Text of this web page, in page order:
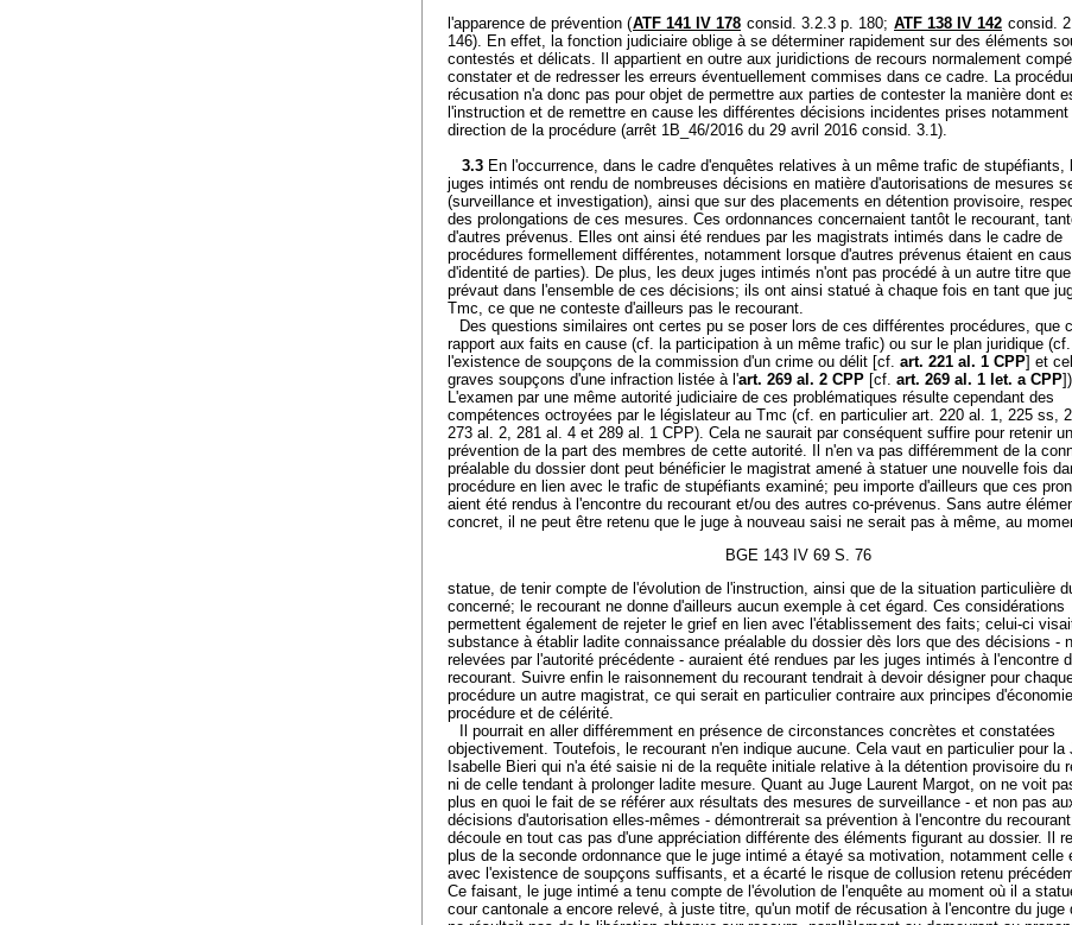
l'apparence de prévention (ATF 141 IV 178 consid. 3.2.3 p. 180; ATF 138 IV 142 consid.
146). En effet, la fonction judiciaire oblige à se déterminer rapidement sur des éléments
contestés et délicats. Il appartient en outre aux juridictions de recours normalement
constater et de redresser les erreurs éventuellement commises dans ce cadre. La
récusation n'a donc pas pour objet de permettre aux parties de contester la manière dont
l'instruction et de remettre en cause les différentes décisions incidentes prises notamment
direction de la procédure (arrêt 1B_46/2016 du 29 avril 2016 consid. 3.1).
3.3 En l'occurrence, dans le cadre d'enquêtes relatives à un même trafic de stupéfiants,
juges intimés ont rendu de nombreuses décisions en matière d'autorisations de mesures
(surveillance et investigation), ainsi que sur des placements en détention provisoire,
des prolongations de ces mesures. Ces ordonnances concernaient tantôt le recourant,
d'autres prévenus. Elles ont ainsi été rendues par les magistrats intimés dans le cadre de
procédures formellement différentes, notamment lorsque d'autres prévenus étaient en
d'identité de parties). De plus, les deux juges intimés n'ont pas procédé à un autre titre
prévaut dans l'ensemble de ces décisions; ils ont ainsi statué à chaque fois en tant que
Tmc, ce que ne conteste d'ailleurs pas le recourant.
Des questions similaires ont certes pu se poser lors de ces différentes procédures, que
rapport aux faits en cause (cf. la participation à un même trafic) ou sur le plan juridique (cf.
l'existence de soupçons de la commission d'un crime ou délit [cf. art. 221 al. 1 CPP] et
graves soupçons d'une infraction listée à l'art. 269 al. 2 CPP [cf. art. 269 al. 1 let. a CPP
L'examen par une même autorité judiciaire de ces problématiques résulte cependant des
compétences octroyées par le législateur au Tmc (cf. en particulier art. 220 al. 1, 225 ss,
273 al. 2, 281 al. 4 et 289 al. 1 CPP). Cela ne saurait par conséquent suffire pour retenir
prévention de la part des membres de cette autorité. Il n'en va pas différemment de la
préalable du dossier dont peut bénéficier le magistrat amené à statuer une nouvelle fois
procédure en lien avec le trafic de stupéfiants examiné; peu importe d'ailleurs que ces
aient été rendus à l'encontre du recourant et/ou des autres co-prévenus. Sans autre
concret, il ne peut être retenu que le juge à nouveau saisi ne serait pas à même, au
BGE 143 IV 69 S. 76
statue, de tenir compte de l'évolution de l'instruction, ainsi que de la situation particulière
concerné; le recourant ne donne d'ailleurs aucun exemple à cet égard. Ces considérations
permettent également de rejeter le grief en lien avec l'établissement des faits; celui-ci
substance à établir ladite connaissance préalable du dossier dès lors que des décisions -
relevées par l'autorité précédente - auraient été rendues par les juges intimés à l'encontre
recourant. Suivre enfin le raisonnement du recourant tendrait à devoir désigner pour
procédure un autre magistrat, ce qui serait en particulier contraire aux principes
procédure et de célérité.
Il pourrait en aller différemment en présence de circonstances concrètes et constatées
objectivement. Toutefois, le recourant n'en indique aucune. Cela vaut en particulier pour la
Isabelle Bieri qui n'a été saisie ni de la requête initiale relative à la détention provisoire du
ni de celle tendant à prolonger ladite mesure. Quant au Juge Laurent Margot, on ne voit
plus en quoi le fait de se référer aux résultats des mesures de surveillance - et non pas
décisions d'autorisation elles-mêmes - démontrerait sa prévention à l'encontre du
découle en tout cas pas d'une appréciation différente des éléments figurant au dossier. Il
plus de la seconde ordonnance que le juge intimé a étayé sa motivation, notamment celle
avec l'existence de soupçons suffisants, et a écarté le risque de collusion retenu
Ce faisant, le juge intimé a tenu compte de l'évolution de l'enquête au moment où il a
cour cantonale a encore relevé, à juste titre, qu'un motif de récusation à l'encontre du juge